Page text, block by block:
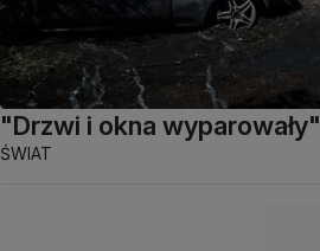
"Drzwi i okna wyparowały"
ŚWIAT